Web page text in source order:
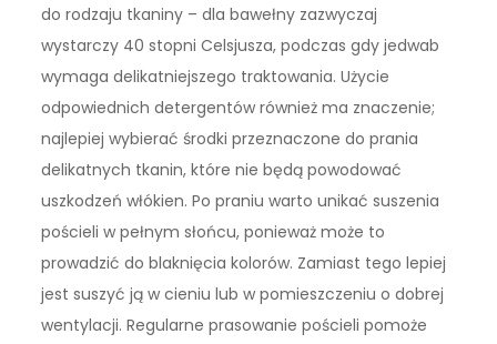
do rodzaju tkaniny – dla bawełny zazwyczaj
wystarczy 40 stopni Celsjusza, podczas gdy jedwab
wymaga delikatniejszego traktowania. Użycie
odpowiednich detergentów również ma znaczenie;
najlepiej wybierać środki przeznaczone do prania
delikatnych tkanin, które nie będą powodować
uszkodzeń włókien. Po praniu warto unikać suszenia
pościeli w pełnym słońcu, ponieważ może to
prowadzić do blaknięcia kolorów. Zamiast tego lepiej
jest suszyć ją w cieniu lub w pomieszczeniu o dobrej
wentylacji. Regularne prasowanie pościeli pomoże